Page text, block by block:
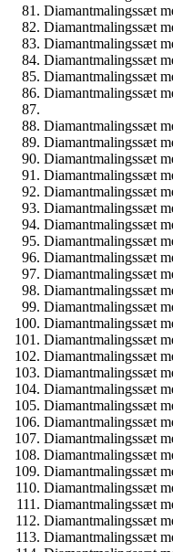
Diamantmalingssæt
Diamantmalingssæt
Diamantmalingssæt
Diamantmalingssæt
Diamantmalingssæt
Diamantmalingssæt
Diamantmalingssæt
Diamantmalingssæt
Diamantmalingssæt
Diamantmalingssæt
Diamantmalingssæt
Diamantmalingssæt
Diamantmalingssæt
Diamantmalingssæt
Diamantmalingssæt
Diamantmalingssæt
Diamantmalingssæt
Diamantmalingssæt
Diamantmalingssæt
Diamantmalingssæt
Diamantmalingssæt
Diamantmalingssæt
Diamantmalingssæt
Diamantmalingssæt
Diamantmalingssæt
Diamantmalingssæt
Diamantmalingssæt
Diamantmalingssæt
Diamantmalingssæt
Diamantmalingssæt
Diamantmalingssæt
Diamantmalingssæt